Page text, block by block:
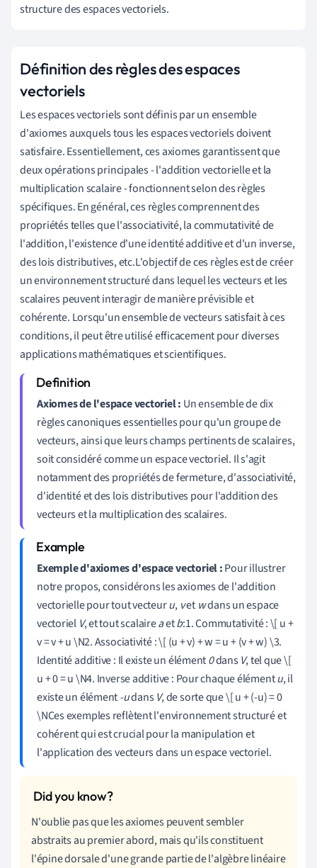
structure des espaces vectoriels.
Définition des règles des espaces
vectoriels
Les espaces vectoriels sont définis par un ensemble
d'axiomes auxquels tous les espaces vectoriels doivent
satisfaire. Essentiellement, ces axiomes garantissent que
deux opérations principales - l'addition vectorielle et la
multiplication scalaire - fonctionnent selon des règles
spécifiques. En général, ces règles comprennent des
propriétés telles que l'associativité, la commutativité de
l'addition, l'existence d'une identité additive et d'un inverse,
des lois distributives, etc.L'objectif de ces règles est de créer
un environnement structuré dans lequel les vecteurs et les
scalaires peuvent interagir de manière prévisible et
cohérente. Lorsqu'un ensemble de vecteurs satisfait à ces
conditions, il peut être utilisé efficacement pour diverses
applications mathématiques et scientifiques.
Axiomes de l'espace vectoriel : Un ensemble de dix
règles canoniques essentielles pour qu'un groupe de
vecteurs, ainsi que leurs champs pertinents de scalaires,
soit considéré comme un espace vectoriel. Il s'agit
notamment des propriétés de fermeture, d'associativité,
d'identité et des lois distributives pour l'addition des
vecteurs et la multiplication des scalaires.
Exemple d'axiomes d'espace vectoriel :Pour illustrer
notre propos, considérons les axiomes de l'addition
vectorielle pour tout vecteuru, vet wdans un espace
vectoriel V, et tout scalaireaetb:1. Commutativité : \[ u +
v = v + u \N2. Associativité : \[ (u + v) + w = u + (v + w) \3.
Identité additive : Il existe un élément0dansV, tel que \[
u + 0 = u \N4. Inverse additive : Pour chaque élémentu, il
existe un élément-udansV, de sorte que \[ u + (-u) = 0
\NCes exemples reflètent l'environnement structuré et
cohérent qui est crucial pour la manipulation et
l'application des vecteurs dans un espace vectoriel.
N'oublie pas que les axiomes peuvent sembler
abstraits au premier abord, mais qu'ils constituent
l'épine dorsale d'une grande partie de l'algèbre linéaire